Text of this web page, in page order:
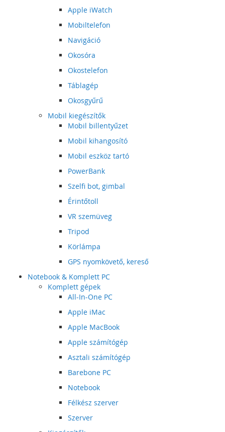
Apple iWatch
Mobiltelefon
Navigáció
Okosóra
Okostelefon
Táblagép
Okosgyűrű
Mobil kiegészítők
Mobil billentyűzet
Mobil kihangosító
Mobil eszköz tartó
PowerBank
Szelfi bot, gimbal
Érintőtoll
VR szemüveg
Tripod
Körlámpa
GPS nyomkövető, kereső
Notebook & Komplett PC
Komplett gépek
All-In-One PC
Apple iMac
Apple MacBook
Apple számítógép
Asztali számítógép
Barebone PC
Notebook
Félkész szerver
Szerver